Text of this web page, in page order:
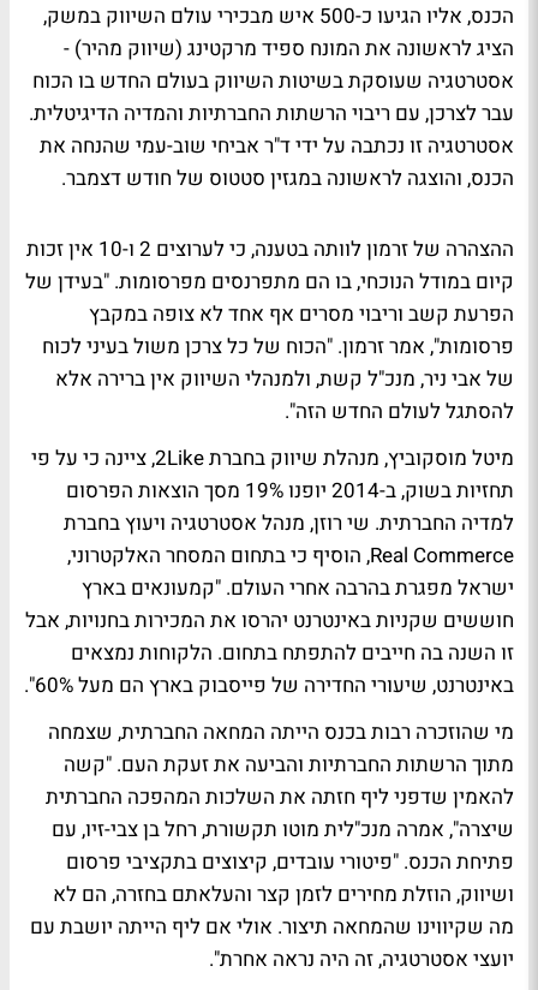
הכנס, אליו הגיעו כ-500 איש מבכירי עולם השיווק במשק,
הציג לראשונה את המונח ספיד מרקטינג (שיווק מהיר) -
אסטרטגיה שעוסקת בשיטות השיווק בעולם החדש בו הכוח
עבר לצרכן, עם ריבוי הרשתות החברתיות והמדיה הדיגיטלית.
אסטרטגיה זו נכתבה על ידי ד"ר אביחי שוב-עמי שהנחה את
הכנס, והוצגה לראשונה במגזין סטטוס של חודש דצמבר.
ההצהרה של זרמון לוותה בטענה, כי לערוצים 2 ו-10 אין זכות
קיום במודל הנוכחי, בו הם מתפרנסים מפרסומות. "בעידן של
הפרעת קשב וריבוי מסרים אף אחד לא צופה במקבץ
פרסומות", אמר זרמון. "הכוח של כל צרכן משול בעיני לכוח
של אבי ניר, מנכ"ל קשת, ולמנהלי השיווק אין ברירה אלא
להסתגל לעולם החדש הזה".
מיטל מוסקוביץ, מנהלת שיווק בחברת 2Like, ציינה כי על פי
תחזיות בשוק, ב-2014 יופנו 19% מסך הוצאות הפרסום
למדיה החברתית. שי רוזן, מנהל אסטרטגיה ויעוץ בחברת
Real Commerce, הוסיף כי בתחום המסחר האלקטרוני,
ישראל מפגרת בהרבה אחרי העולם. "קמעונאים בארץ
חוששים שקניות באינטרנט יהרסו את המכירות בחנויות, אבל
זו השנה בה חייבים להתפתח בתחום. הלקוחות נמצאים
באינטרנט, שיעורי החדירה של פייסבוק בארץ הם מעל 60%".
מי שהוזכרה רבות בכנס הייתה המחאה החברתית, שצמחה
מתוך הרשתות החברתיות והביעה את זעקת העם. "קשה
להאמין שדפני ליף חזתה את השלכות המהפכה החברתית
שיצרה", אמרה מנכ"לית מוטו תקשורת, רחל בן צבי-זיו, עם
פתיחת הכנס. "פיטורי עובדים, קיצוצים בתקציבי פרסום
ושיווק, הוזלת מחירים לזמן קצר והעלאתם בחזרה, הם לא
מה שקיווינו שהמחאה תיצור. אולי אם ליף הייתה יושבת עם
יועצי אסטרטגיה, זה היה נראה אחרת".